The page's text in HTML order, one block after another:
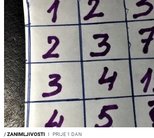
/ZANIMLJIVOSTI I PRIJE 1 DAN